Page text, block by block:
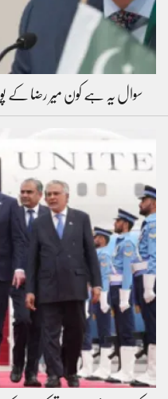
سوال یہ ہے کون میر رضا کے